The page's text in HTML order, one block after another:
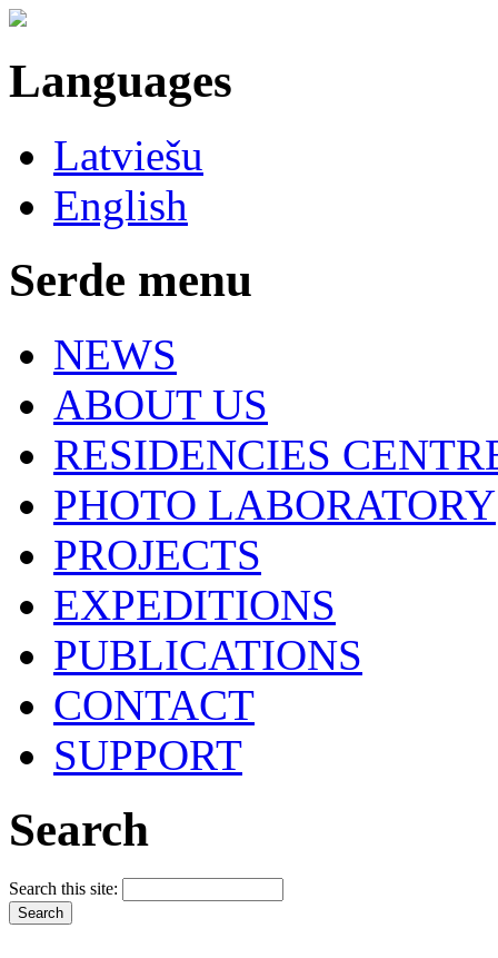
Languages
Latviešu
English
Serde menu
NEWS
ABOUT US
RESIDENCIES
PHOTO LABORATORY
PROJECTS
EXPEDITIONS
PUBLICATIONS
CONTACT
SUPPORT
Search
Search this site: